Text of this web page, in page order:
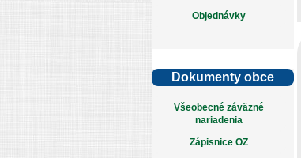
Objednávky
Dokumenty obce
Všeobecné záväzné
nariadenia
Zápisnice OZ